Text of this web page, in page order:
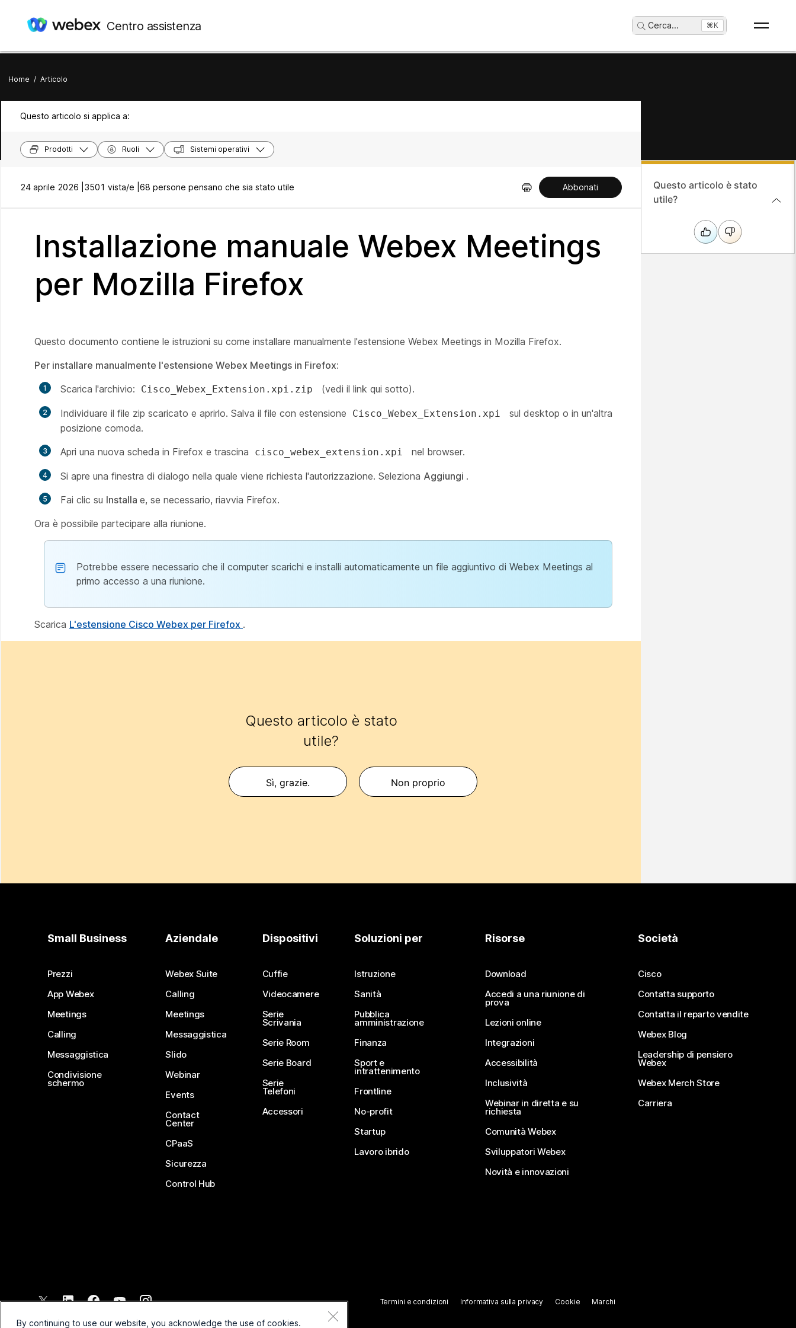
Centro assistenza Cerca... ⌘K
Home / Articolo
Questo articolo si applica a:
Prodotti Ruoli Sistemi operativi
24 aprile 2026 | 3501 vista/e | 68 persone pensano che sia stato utile Abbonati
Installazione manuale Webex Meetings
per Mozilla Firefox
Questo documento contiene le istruzioni su come installare manualmente l'estensione Webex Meetings in Mozilla Firefox.
Per installare manualmente l'estensione Webex Meetings in Firefox:
Scarica l'archivio:
Cisco_Webex_Extension.xpi.zip (vedi il link qui sotto).
Individuare il file zip scaricato e aprirlo. Salva il file con estensione Cisco_Webex_Extension.xpi
sul desktop o in un'altra
posizione comoda.
Apri una nuova scheda in Firefox e trascina
cisco_webex_extension.xpi nel browser.
Si apre una finestra di dialogo nella quale viene richiesta l'autorizzazione. Seleziona Aggiungi .
Fai clic su Installa e, se necessario, riavvia Firefox.
Ora è possibile partecipare alla riunione.
Potrebbe essere necessario che il computer scarichi e installi automaticamente un file aggiuntivo di Webex Meetings al
primo accesso a una riunione.
Scarica L'estensione Cisco Webex per Firefox .
Questo articolo è stato
utile?
Sì, grazie. Non proprio
Questo articolo è stato
utile?
Small Business
Prezzi
App Webex
Meetings
Calling
Messaggistica
Condivisione
schermo
Aziendale
Webex Suite
Calling
Meetings
Messaggistica
Slido
Webinar
Events
Contact
Center
CPaaS
Sicurezza
Control Hub
Dispositivi
Cuffie
Videocamere
Serie
Scrivania
Serie Room
Serie Board
Serie
Telefoni
Accessori
Soluzioni per
Istruzione
Sanità
Pubblica
amministrazione
Finanza
Sport e
intrattenimento
Frontline
No-profit
Startup
Lavoro ibrido
Risorse
Download
Accedi a una riunione di
prova
Lezioni online
Integrazioni
Accessibilità
Inclusività
Webinar in diretta e su
richiesta
Comunità Webex
Sviluppatori Webex
Novità e innovazioni
Società
Cisco
Contatta supporto
Contatta il reparto vendite
Webex Blog
Leadership di pensiero
Webex
Webex Merch Store
Carriera
2026 Cisco e/o relative affiliate. Tutti i diritti riservati.
Termini e condizioni Informativa sulla privacy Cookie Marchi
By continuing to use our website, you acknowledge the use of cookies.